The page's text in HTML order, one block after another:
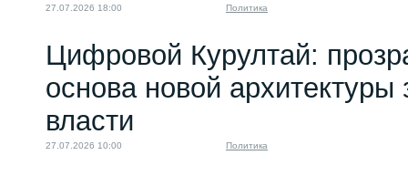
27.07.2026 18:00 Политика
Цифровой Курултай:
основа новой архитектуры
власти
27.07.2026 10:00 Политика